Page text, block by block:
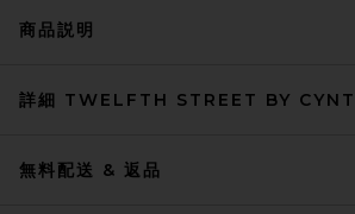
商品説明
詳細 TWELFTH STREET BY
無料配送 & 返品